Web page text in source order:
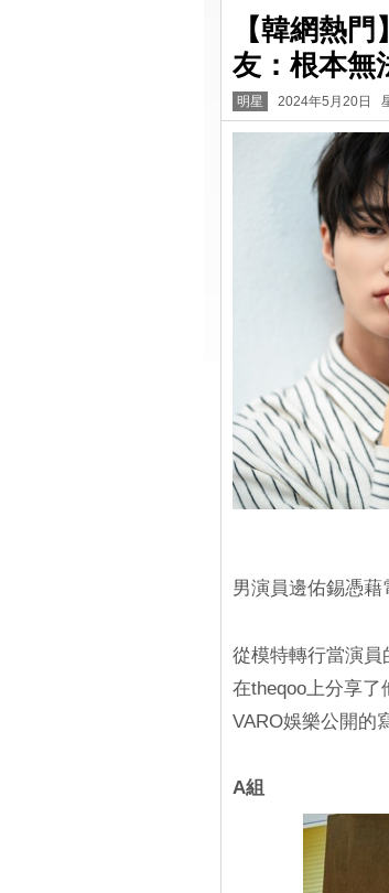
【韓網熱
友：根本無
明星 2024年5月20日
男演員邊佑錫憑藉
從模特轉行當演員
在theqoo上分享了
VARO娛樂公開的
A組